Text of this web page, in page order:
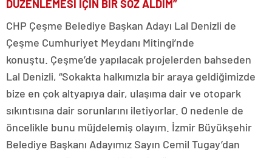
DÜZENLEMESİ İÇİN BİR SÖZ ALDIM”
CHP Çeşme Belediye Başkan Adayı Lal Denizli de
Çeşme Cumhuriyet Meydanı Mitingi’nde
konuştu. Çeşme’de yapılacak projelerden bahseden
Lal Denizli, “Sokakta halkımızla bir araya geldiğimizde
bize en çok altyapıya dair, ulaşıma dair ve otopark
sıkıntısına dair sorunlarını iletiyorlar. O nedenle de
öncelikle bunu müjdelemiş olayım. İzmir Büyükşehir
Belediye Başkanı Adayımız Sayın Cemil Tugay’dan